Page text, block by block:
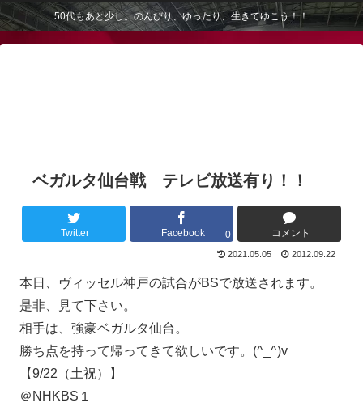
50代もあと少し。のんびり、ゆったり、生きてゆこう！！
ベガルタ仙台戦 テレビ放送有り！！
Twitter Facebook 0 コメント
2021.05.05 2012.09.22
本日、ヴィッセル神戸の試合がBSで放送されます。
是非、見て下さい。
相手は、強豪ベガルタ仙台。
勝ち点を持って帰ってきて欲しいです。(^_^)v
【9/22（土祝）】
＠NHKBS１